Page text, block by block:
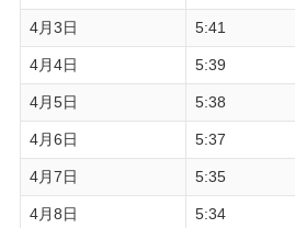
4月3日 5:41
4月4日 5:39
4月5日 5:38
4月6日 5:37
4月7日 5:35
4月8日 5:34